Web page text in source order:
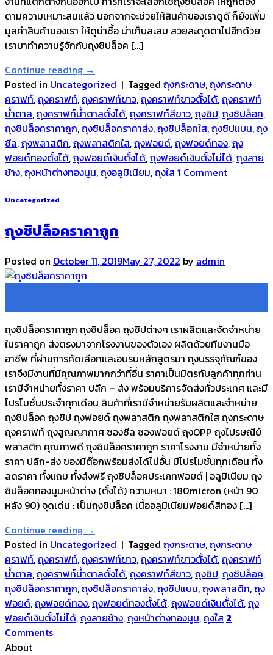
ตามความเหมาะสมแล้ว นอกจากจะช่วยให้สินค้าของเราดูดี ก็ยังเพิ่ม
มูลค่าสินค้าของเรา ให้ดูน่าซื้อ น่าเก็บสะสม สวยสะดุดตาไปอีกด้วย
เรามาทำความรู้จักกับถุงซิปล็อค […]
Continue reading →
Posted in Uncategorized | Tagged ถุงกระดาษ,ถุงกระดาษ
คราฟท์,ถุงคราฟท์,ถุงคราฟท์ขาว,ถุงคราฟท์ขาวตั้งได้,ถุงคราฟท์
น้ำตาล,ถุงคราฟท์น้ำตาลตั้งได้,ถุงคราฟท์สีขาว,ถุงซิป,ถุงซิปล็อค,
ถุงซิปล็อคราคาถูก,ถุงซิปล็อคราคาส่ง,ถุงซิปล็อคใส,ถุงซิปแบน,ถุง
ซีล,ถุงพลาสติก,ถุงพลาสติกใส,ถุงฟอยด์,ถุงฟอยด์ทอง,ถุง
ฟอยด์ทองตั้งได้,ถุงฟอยด์เงินตั้งได้,ถุงฟอยด์เงินตั้งไม่ได้,ถุงลาย
ช้าง,ถุงหน้าต่างทองนูน,ถุงอลูมิเนียม,ถุงใส 1 Comment
Uncategorized
ถุงซิปล็อคราคาถูก
Posted on October 11, 2019May 27, 2022 by admin
ถุงซิปล็อคราคาถูก ถุงซิปล็อค ถุงซิปต่างๆ เราผลิตและจัดจำหน่าย
ในราคาถูก ส่งตรงมาจากโรงงานของตัวเอง ผลิตด้วยทีมงานมือ
อาชีพ ที่ผ่านการคัดเลือกและอบรบหลักสูตรมา ถุงบรรจุภัณฑ์ของ
เราจึงมีงานที่มีคุณภาพมากกว่าที่อื่น ราคาเป็นมิตรกับลูกค้าทุกท่าน
เรามีจำหน่ายทั้งราคา ปลีก – ส่ง พร้อมบริการจัดส่งทั่วประเทศ และมี
โปรโมชั่นประจำทุกเดือน สินค้าที่เรามีจำหน่ายรับผลิตและจำหน่าย
ถุงซิปล็อค ถุงซิป ถุงฟอยด์ ถุงพลาสติก ถุงพลาสติกใส ถุงกระดาษ
ถุงคราฟท์ ถุงสูญญากาศ ซองซีล ซองฟอยด์ ถุงOPP ถุงไปรษณีย์
พลาสติก คุณภาพดี ถุงซิปล็อคราคาถูก ราคาโรงงาน มีจำหน่ายทั้ง
ราคา ปลีก-ส่ง ของมีต๊อกพร้อมส่งได้ไม่อั้น มีโปรโมชั่นทุกเดือน ทั้ง
ลดราคา ทั้งแถม ทั้งส่งฟรี ถุงซิปล็อคประเภทฟอยด์ | อลูมิเนียม ถุง
ซิปล็อคทองนูนหน้าต่าง (ตั้งได้) ความหนา : 180micron (หน้า 90
หลัง 90) จุดเด่น : เป็นถุงซิปล็อค เนื้ออลูมิเนียมฟอยด์สีทอง […]
Continue reading →
Posted in Uncategorized | Tagged ถุงกระดาษ,ถุงกระดาษ
คราฟท์,ถุงคราฟท์,ถุงคราฟท์ขาว,ถุงคราฟท์ขาวตั้งได้,ถุงคราฟท์
น้ำตาล,ถุงคราฟท์น้ำตาลตั้งได้,ถุงคราฟท์สีขาว,ถุงซิป,ถุงซิปล็อค,
ถุงซิปล็อคราคาถูก,ถุงซิปล็อคราคาส่ง,ถุงซิปแบน,ถุงพลาสติก,ถุง
ฟอยด์,ถุงฟอยด์ทอง,ถุงฟอยด์ทองตั้งได้,ถุงฟอยด์เงินตั้งได้,ถุง
ฟอยด์เงินตั้งไม่ได้,ถุงลายช้าง,ถุงหน้าต่างทองนูน,ถุงใส 2
Comments
About